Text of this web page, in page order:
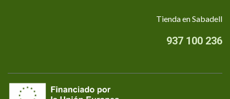
Tienda en Sabadell
937 100 236